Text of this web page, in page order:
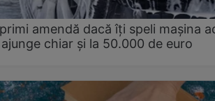
amendă dacă îți speli mașina
chiar și la 50.000 de euro